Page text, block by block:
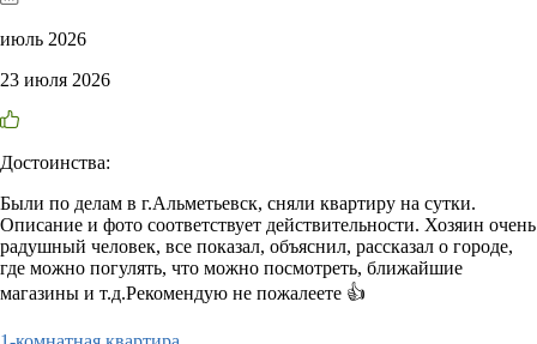
июль 2026
23 июля 2026
Достоинства:
Были по делам в г.Альметьевск, сняли квартиру на сутки.
Описание и фото соответствует действительности. Хозяин очень
радушный человек, все показал, объяснил, рассказал о городе,
где можно погулять, что можно посмотреть, ближайшие
магазины и т.д.Рекомендую не пожалеете 👍